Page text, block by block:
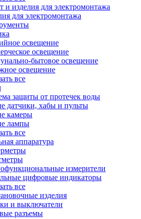
и изделия для электромонтажа
для электромонтажа
освещение
освещение
бытовое освещение
освещение
все
защиты от протечек воды
датчики, хабы и пульты
камеры
лампы
все
аппаратура
измерители
цифровые индикаторы
все
изделия
и выключатели
разъемы